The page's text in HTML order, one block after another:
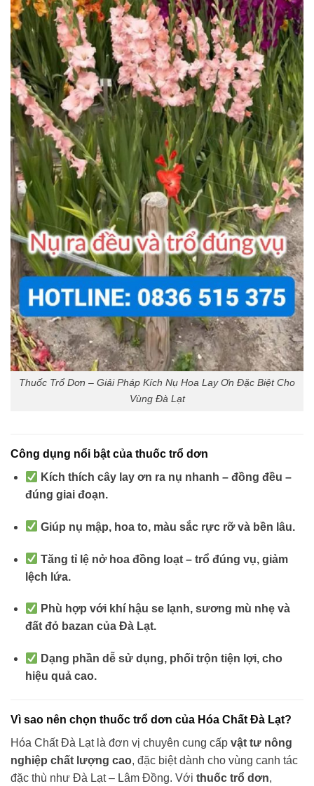
Thuốc Trổ Dơn – Giải Pháp Kích Nụ Hoa Lay Ơn Đặc Biệt Cho
Vùng Đà Lạt
Công dụng nổi bật của thuốc trổ dơn
Kích thích cây lay ơn ra nụ nhanh – đồng đều –
đúng giai đoạn.
Giúp nụ mập, hoa to, màu sắc rực rỡ và bền lâu.
Tăng tỉ lệ nở hoa đồng loạt – trổ đúng vụ, giảm
lệch lứa.
Phù hợp với khí hậu se lạnh, sương mù nhẹ và
đất đỏ bazan của Đà Lạt.
Dạng phần dễ sử dụng, phối trộn tiện lợi, cho
hiệu quả cao.
Vì sao nên chọn thuốc trổ dơn của Hóa Chất Đà Lạt?
Hóa Chất Đà Lạt là đơn vị chuyên cung cấp vật tư nông
nghiệp chất lượng cao, đặc biệt dành cho vùng canh tác
đặc thù như Đà Lạt – Lâm Đồng. Với thuốc trổ dơn,